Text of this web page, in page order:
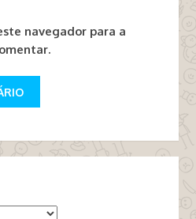
navegador para a